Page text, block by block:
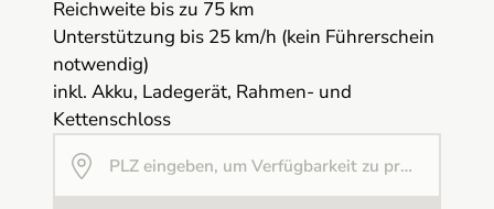
Reichweite bis zu 75 km
Unterstützung bis 25 km/h (kein Führerschein
notwendig)
inkl. Akku, Ladegerät, Rahmen- und
Kettenschloss